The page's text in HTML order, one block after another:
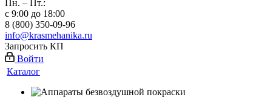
Пн. – Пт.:
с 9:00 до 18:00
8 (800) 350-09-96
info@krasmehanika.ru
Запросить КП
Войти
Каталог